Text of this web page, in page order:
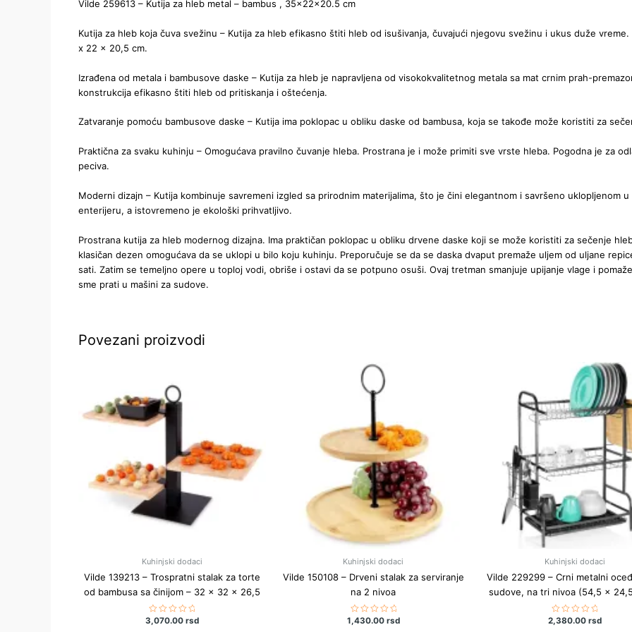
Vilde 259613 – Kutija za hleb metal – bambus , 35x22x20.5 cm
Kutija za hleb koja čuva svežinu – Kutija za hleb efikasno štiti hleb od isušivanja, čuvajući njegovu svežinu i ukus duže
x 22 x 20,5 cm.
Izrađena od metala i bambusove daske – Kutija za hleb je napravljena od visokokvalitetnog metala sa mat crnim prah-
konstrukcija efikasno štiti hleb od pritiskanja i oštećenja.
Zatvaranje pomoću bambusove daske – Kutija ima poklopac u obliku daske od bambusa, koja se takođe može koristiti za
Praktična za svaku kuhinju – Omogućava pravilno čuvanje hleba. Prostrana je i može primiti sve vrste hleba. Pogodna je za
peciva.
Moderni dizajn – Kutija kombinuje savremeni izgled sa prirodnim materijalima, što je čini elegantnom i savršeno uklopljenom
enterijeru, a istovremeno je ekološki prihvatljivo.
Prostrana kutija za hleb modernog dizajna. Ima praktičan poklopac u obliku drvene daske koji se može koristiti za sečenje
klasičan dezen omogućava da se uklopi u bilo koju kuhinju. Preporučuje se da se daska dvaput premaže uljem od uljane
sati. Zatim se temeljno opere u toploj vodi, obriše i ostavi da se potpuno osuši. Ovaj tretman smanjuje upijanje vlage i
sme prati u mašini za sudove.
Povezani proizvodi
Kuhinjski dodaci
Vilde 139213 – Trospratni stalak za torte
od bambusa sa činijom – 32 × 32 × 26,5
Ocenjeno
3,070.00 rsd
Kuhinjski dodaci
Vilde 150108 – Drveni stalak za serviranje
na 2 nivoa
Ocenjeno
1,430.00 rsd
Kuhinjski dodaci
Vilde 229299 – Crni metalni
sudove, na tri nivoa (54,5 ×
Ocenjeno
2,380.00 rsd